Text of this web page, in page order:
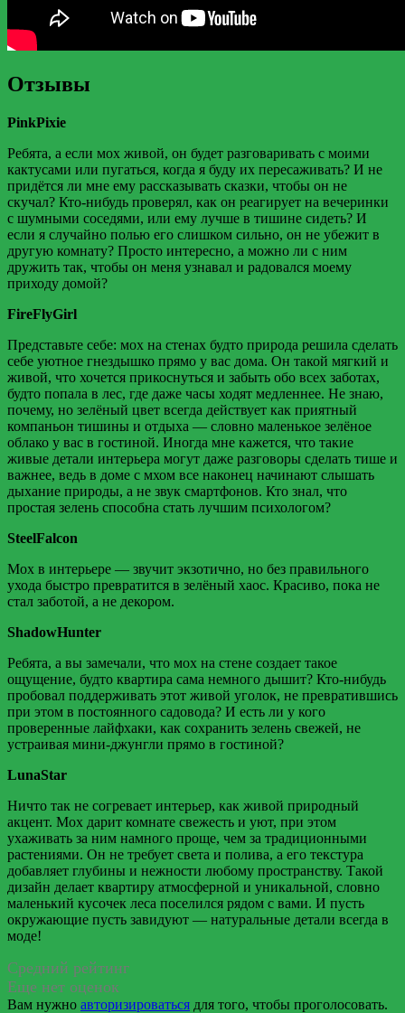
Отзывы
PinkPixie
Ребята, а если мох живой, он будет разговаривать с моими
кактусами или пугаться, когда я буду их пересаживать? И не
придётся ли мне ему рассказывать сказки, чтобы он не
скучал? Кто-нибудь проверял, как он реагирует на вечеринки
с шумными соседями, или ему лучше в тишине сидеть? И
если я случайно полью его слишком сильно, он не убежит в
другую комнату? Просто интересно, а можно ли с ним
дружить так, чтобы он меня узнавал и радовался моему
приходу домой?
FireFlyGirl
Представьте себе: мох на стенах будто природа решила сделать
себе уютное гнездышко прямо у вас дома. Он такой мягкий и
живой, что хочется прикоснуться и забыть обо всех заботах,
будто попала в лес, где даже часы ходят медленнее. Не знаю,
почему, но зелёный цвет всегда действует как приятный
компаньон тишины и отдыха — словно маленькое зелёное
облако у вас в гостиной. Иногда мне кажется, что такие
живые детали интерьера могут даже разговоры сделать тише и
важнее, ведь в доме с мхом все наконец начинают слышать
дыхание природы, а не звук смартфонов. Кто знал, что
простая зелень способна стать лучшим психологом?
SteelFalcon
Мох в интерьере — звучит экзотично, но без правильного
ухода быстро превратится в зелёный хаос. Красиво, пока не
стал заботой, а не декором.
ShadowHunter
Ребята, а вы замечали, что мох на стене создает такое
ощущение, будто квартира сама немного дышит? Кто-нибудь
пробовал поддерживать этот живой уголок, не превратившись
при этом в постоянного садовода? И есть ли у кого
проверенные лайфхаки, как сохранить зелень свежей, не
устраивая мини-джунгли прямо в гостиной?
LunaStar
Ничто так не согревает интерьер, как живой природный
акцент. Мох дарит комнате свежесть и уют, при этом
ухаживать за ним намного проще, чем за традиционными
растениями. Он не требует света и полива, а его текстура
добавляет глубины и нежности любому пространству. Такой
дизайн делает квартиру атмосферной и уникальной, словно
маленький кусочек леса поселился рядом с вами. И пусть
окружающие пусть завидуют — натуральные детали всегда в
моде!
Средний рейтинг
Еще нет оценок
Вам нужно авторизироваться для того, чтобы проголосовать.